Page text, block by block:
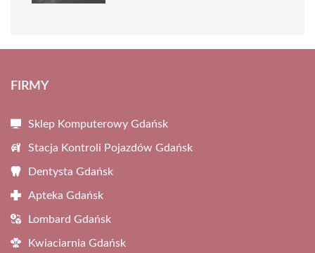
FIRMY
Sklep Komputerowy Gdańsk
Stacja Kontroli Pojazdów Gdańsk
Dentysta Gdańsk
Apteka Gdańsk
Lombard Gdańsk
Kwiaciarnia Gdańsk